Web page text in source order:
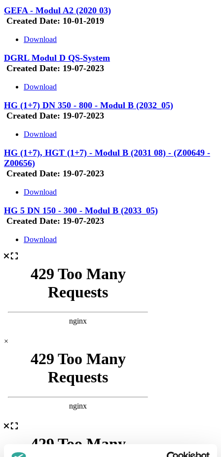
GEFA - Modul A2 (2020 03)
Created Date: 10-01-2019
Download
DGRL Modul D QS-System
Created Date: 19-07-2023
Download
HG (1+7) DN 350 - 800 - Modul B (2032_05)
Created Date: 19-07-2023
Download
HG (1+7), HGT (1+7) - Modul B (2031 08) - (Z00649 -
Z00656)
Created Date: 19-07-2023
Download
HG 5 DN 150 - 300 - Modul B (2033_05)
Created Date: 19-07-2023
Download
×